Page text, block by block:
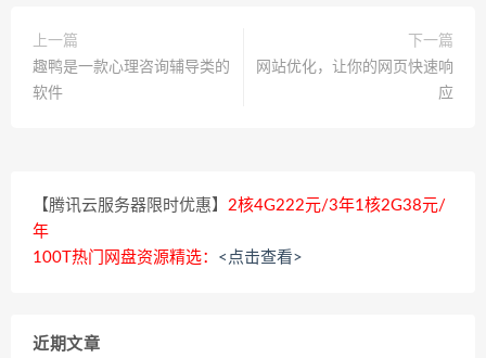
上一篇
趣鸭是一款心理咨询辅导类的
软件
下一篇
网站优化，让你的网页快速响
应
【腾讯云服务器限时优惠】 2核4G222元/3年1核2G38元/
年
100T热门网盘资源精选： <点击查看>
近期文章